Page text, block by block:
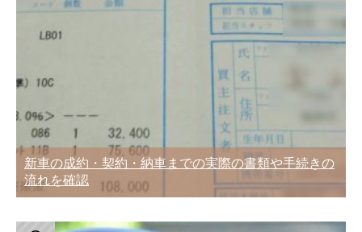
新車の成約・契約・納車までの実際の書類や手続きの
流れを確認